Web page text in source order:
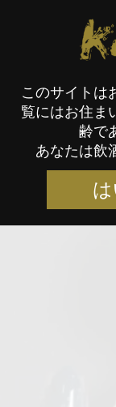
このサイトは
覧にはお住ま
齢で
あなたは飲